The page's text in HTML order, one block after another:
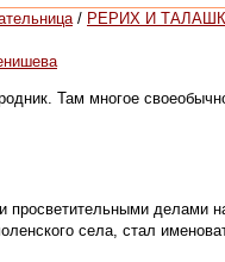
/ РЕРИХ И
Там многое
делами
села, стал